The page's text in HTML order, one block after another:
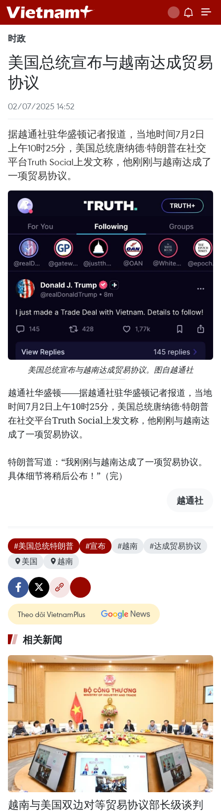
时政
美国总统宣布与越南达成贸易
协议
02/07/2025 14:52
据越通社驻华盛顿记者报道，当地时间7月2日
上午10时25分，美国总统唐纳德·特朗普在社交
平台Truth Social上发文称，他刚刚与越南达成了
一项贸易协议。
美国总统宣布与越南达成贸易协议。图自越通社
越通社华盛顿——据越通社驻华盛顿记者报道，当地
时间7月2日上午10时25分，美国总统唐纳德·特朗普
在社交平台Truth Social上发文称，他刚刚与越南达
成了一项贸易协议。
特朗普写道：“我刚刚与越南达成了一项贸易协议。
具体细节将稍后公布！”（完）
越通社
#美国总统特朗普 #宣布 #越南
#达成贸易协议
美国
越南
Theo dõi VietnamPlus
相关新闻
越南与美国双边对等贸易协议部长级谈判